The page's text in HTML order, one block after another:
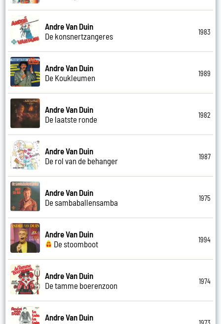
Andre Van Duin
De konsnertzangeres
1983
Andre Van Duin
De Koukleumen
1989
Andre Van Duin
De laatste ronde
1982
Andre Van Duin
De rol van de behanger
1987
Andre Van Duin
De sambaballensamba
1975
Andre Van Duin
De stoomboot
1994
Andre Van Duin
De tamme boerenzoon
1974
Andre Van Duin